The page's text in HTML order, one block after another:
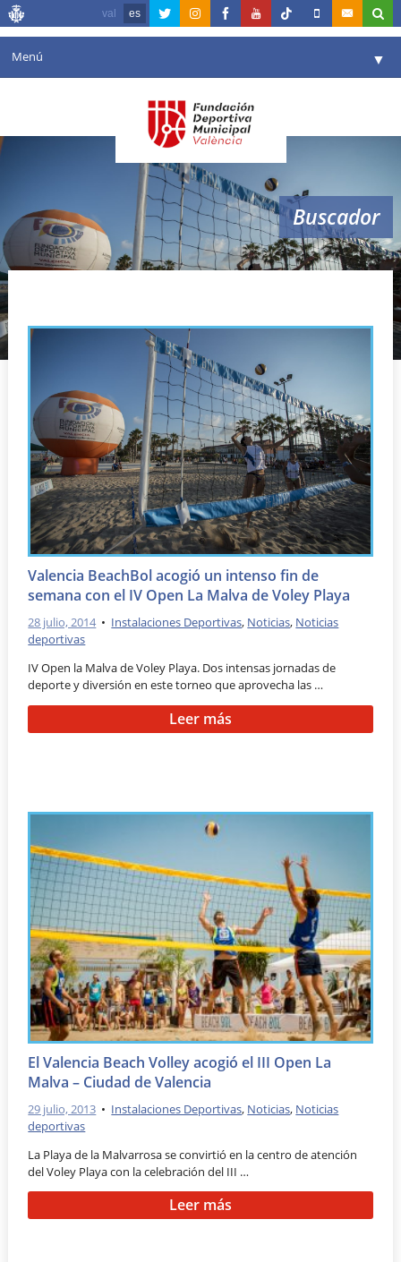
val es
Menú ▼
Agenda
Comunicación ▼
Valencia en deporte ▼
Reservas
Buscador
valencia beach bol
Valencia BeachBol acogió un intenso fin de
semana con el IV Open La Malva de Voley Playa
28 julio, 2014 • Instalaciones Deportivas, Noticias, Noticias
deportivas
IV Open la Malva de Voley Playa. Dos intensas jornadas de
deporte y diversión en este torneo que aprovecha las …
Leer más
El Valencia Beach Volley acogió el III Open La
Malva – Ciudad de Valencia
29 julio, 2013 • Instalaciones Deportivas, Noticias, Noticias
deportivas
La Playa de la Malvarrosa se convirtió en la centro de atención
del Voley Playa con la celebración del III …
Leer más